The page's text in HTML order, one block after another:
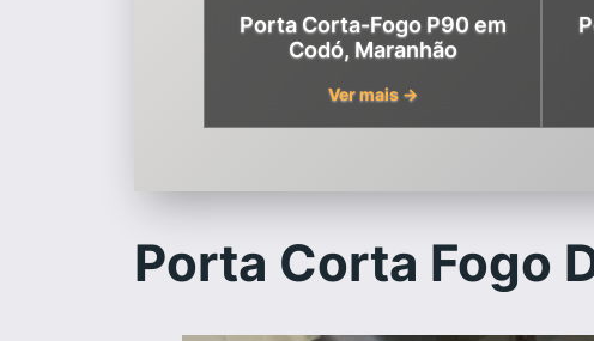
Porta Corta-Fogo P90 em
Codó, Maranhão
Ver mais →
Porta Corta Fogo